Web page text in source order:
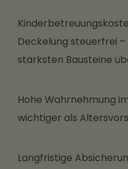
Deckelung steuerfrei
stärksten Bausteine
Hohe Wahrnehmung
wichtiger als
Langfristige